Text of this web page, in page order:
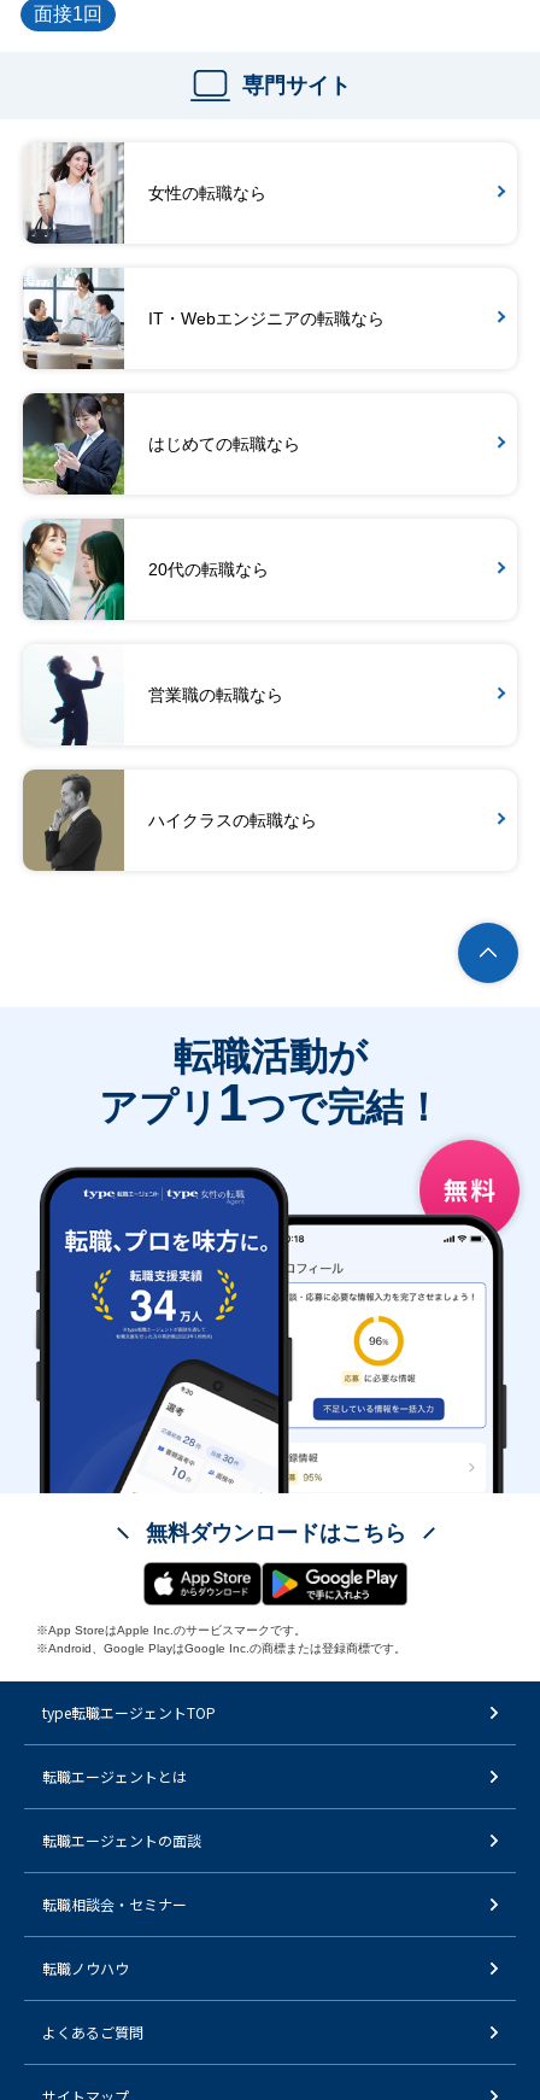
面接1回
専門サイト
女性の転職なら
IT・Webエンジニアの転職なら
はじめての転職なら
20代の転職なら
営業職の転職なら
ハイクラスの転職なら
転職活動が
アプリ 1つで完結！
無料ダウンロードはこちら
※App StoreはApple Inc.のサービスマークです。
※Android、Google PlayはGoogle Inc.の商標または登録商標です。
type転職エージェントTOP
転職エージェントとは
転職エージェントの面談
転職相談会・セミナー
転職ノウハウ
よくあるご質問
サイトマップ